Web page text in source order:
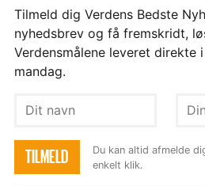
Tilmeld dig Verdens Bedste
nyhedsbrev og få fremskridt,
Verdensmålene leveret direkte
mandag.
Dit
Din
TILMELD
Du kan altid afmelde
enkelt klik.